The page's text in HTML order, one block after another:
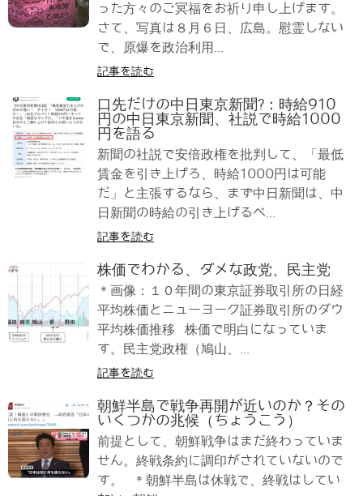
った方々のご冥福をお祈り申し上げます。
さて、写真は８月６日、広島。慰霊しない
で、原爆を政治利用...
記事を読む
口先だけの中日東京新聞?：時給910
円の中日東京新聞、社説で時給1000
円を語る
新聞の社説で安倍政権を批判して、「最低
賃金を引き上げろ、時給1000円は可能
だ」と主張するなら、まず中日新聞は、中
日新聞の時給の引き上げるべ...
記事を読む
株価でわかる、ダメな政党、民主党
＊画像：１０年間の東京証券取引所の日経
平均株価とニューヨーク証券取引所のダウ
平均株価推移 株価で明白になっていま
す。民主党政権（鳩山、...
記事を読む
朝鮮半島で戦争再開が近いのか？その
いくつかの兆候（ちょうこう）
前提として、朝鮮戦争はまだ終わっていま
せん。終戦条約に調印がされていないので
す。 ＊朝鮮半島は休戦で、終戦はしてい